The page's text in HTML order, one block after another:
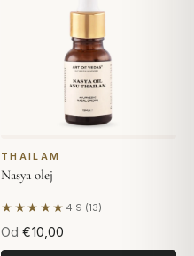
THAILAM
Nasya olej
★★★★★ 4.9 (13)
Na základě 13 hodnocení
Od €10,00